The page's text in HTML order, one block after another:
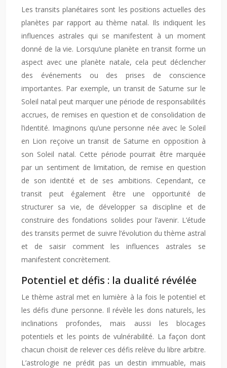
Les transits planétaires sont les positions actuelles des
planètes par rapport au thème natal. Ils indiquent les
influences astrales qui se manifestent à un moment
donné de la vie. Lorsqu’une planète en transit forme un
aspect avec une planète natale, cela peut déclencher
des événements ou des prises de conscience
importantes. Par exemple, un transit de Saturne sur le
Soleil natal peut marquer une période de responsabilités
accrues, de remises en question et de consolidation de
l’identité. Imaginons qu’une personne née avec le Soleil
en Lion reçoive un transit de Saturne en opposition à
son Soleil natal. Cette période pourrait être marquée
par un sentiment de limitation, de remise en question
de son identité et de ses ambitions. Cependant, ce
transit peut également être une opportunité de
structurer sa vie, de développer sa discipline et de
construire des fondations solides pour l’avenir. L’étude
des transits permet de suivre l’évolution du thème astral
et de saisir comment les influences astrales se
manifestent concrètement.
Potentiel et défis : la dualité révélée
Le thème astral met en lumière à la fois le potentiel et
les défis d’une personne. Il révèle les dons naturels, les
inclinations profondes, mais aussi les blocages
potentiels et les points de vulnérabilité. La façon dont
chacun choisit de relever ces défis relève du libre arbitre.
L’astrologie ne prédit pas un destin immuable, mais